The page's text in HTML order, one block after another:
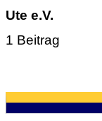
Ute e.V.
1 Beitrag